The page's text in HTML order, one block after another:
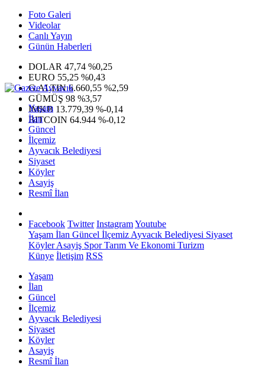
Foto Galeri
Videolar
Canlı Yayın
Günün Haberleri
DOLAR 47,74 %0,25
EURO 55,25 %0,43
G.ALTIN6.660,55 %2,59
GÜMÜŞ 98 %3,57
IMKB 13.779,39 %-0,14
BITCOIN 64.944 %-0,12
Yaşam
İlan
Güncel
İlçemiz
Ayvacık Belediyesi
Siyaset
Köyler
Asayiş
Resmî İlan
Facebook Twitter InstagramYoutube
Yaşam İlan Güncel İlçemiz Ayvacık Belediyesi Siyaset
KöylerAsayiş SporTarım Ve Ekonomi Turizm
Künye İletişim RSS
Yaşam
İlan
Güncel
İlçemiz
Ayvacık Belediyesi
Siyaset
Köyler
Asayiş
Resmî İlan